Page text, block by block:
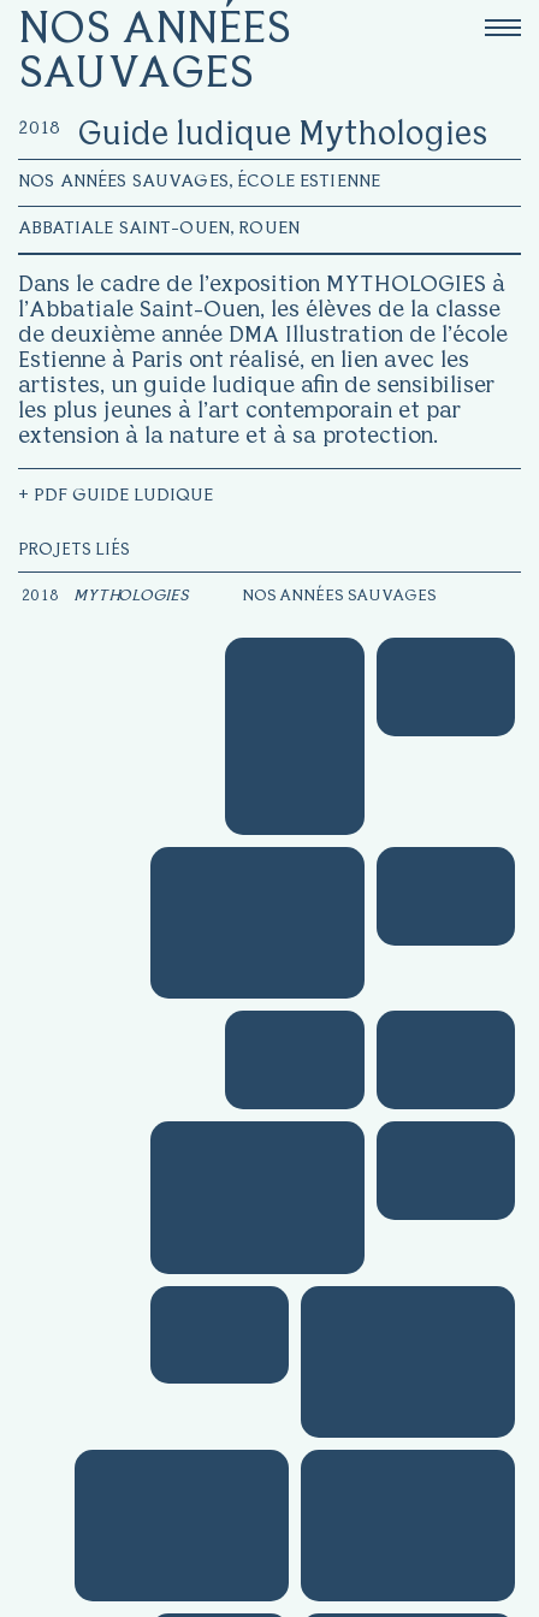
NOS ANNÉES
SAUVAGES
2018 Guide ludique Mythologies
NOS ANNÉES SAUVAGES, ÉCOLE ESTIENNE
ABBATIALE SAINT-OUEN, ROUEN
Dans le cadre de l’exposition MYTHOLOGIES à
l’Abbatiale Saint-Ouen, les élèves de la classe
de deuxième année DMA Illustration de l’école
Estienne à Paris ont réalisé, en lien avec les
artistes, un guide ludique afin de sensibiliser
les plus jeunes à l’art contemporain et par
extension à la nature et à sa protection.
+ PDF GUIDE LUDIQUE
PROJETS LIÉS
2018 MYTHOLOGIES NOS ANNÉES SAUVAGES